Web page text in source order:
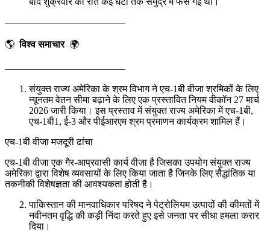
————————————–
🌎विश्व समाचार 🌍
————————————–
संयुक्त राज्य अमेरिका के श्रम विभाग ने एच-1बी वीजा श्रमिकों के लिए
न्यूनतम वेतन सीमा बढ़ाने के लिए एक प्रस्तावित नियम वीकॉन 27 मार्च
2026 जारी किया। इस प्रस्ताव में संयुक्त राज्य अमेरिका में एच-1बी,
एच-1बी1, ई-3 और पीईआरएम श्रम प्रमाणन कार्यक्रम शामिल हैं।
एच-1बी वीजा मजदूरी ढांचा
एच-1बी वीजा एक गैर-आप्रवासी कार्य वीजा है जिसका उपयोग संयुक्त राज्य
अमेरिका द्वारा विशेष व्यवसायों के लिए किया जाता है जिनके लिए सैद्धांतिक या
तकनीकी विशेषज्ञता की आवश्यकता होती है।
पाकिस्तान की मानवाधिकार परिषद ने पेट्रोलियम उत्पादों की कीमतों में
नवीनतम वृद्धि की कड़ी निंदा करते हुए इसे जनता पर सीधा हमला करार
दिया।